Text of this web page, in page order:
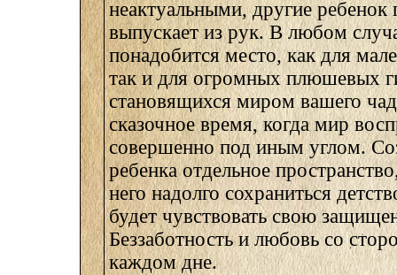
неактуальными, другие ребенок
выпускает из рук. В любом
понадобится место, как для
так и для огромных плюшевых
становящихся миром вашего
сказочное время, когда мир
совершенно под иным углом.
ребенка отдельное
него надолго сохраниться
будет чувствовать свою
Беззаботность и любовь со
каждом дне.